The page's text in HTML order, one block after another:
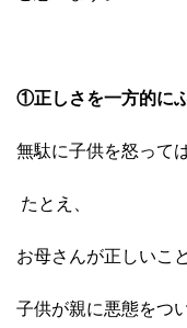
①正しさを一方的に
無駄に子供を怒って
たとえ、
お母さんが正しいこ
子供が親に悪態をつ